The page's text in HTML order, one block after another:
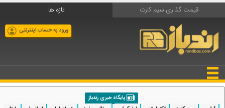
قیمت گذاری سیم کارت تازه ها
ورود به حساب اینترنتی
پایگاه خبری رندباز